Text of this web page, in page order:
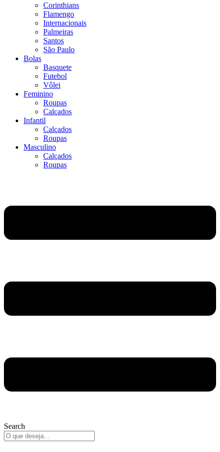
Corinthians
Flamengo
Internacionais
Palmeiras
Santos
São Paulo
Bolas
Basquete
Futebol
Vôlei
Feminino
Roupas
Calçados
Infantil
Calçados
Roupas
Masculino
Calçados
Roupas
Search